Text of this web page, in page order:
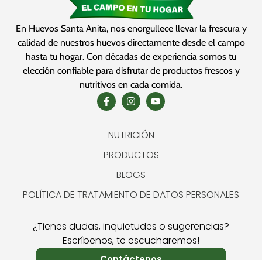
En Huevos Santa Anita, nos enorgullece llevar la frescura y
calidad de nuestros huevos directamente desde el campo
hasta tu hogar. Con décadas de experiencia somos tu
elección confiable para disfrutar de productos frescos y
nutritivos en cada comida.
NUTRICIÓN
PRODUCTOS
BLOGS
POLÍTICA DE TRATAMIENTO DE DATOS PERSONALES
¿Tienes dudas, inquietudes o sugerencias?
Escríbenos, te escucharemos!